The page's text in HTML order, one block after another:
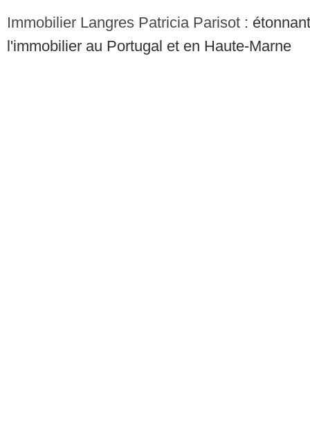
Immobilier Langres Patricia Parisot :
l'immobilier au Portugal et en Haute-Marne